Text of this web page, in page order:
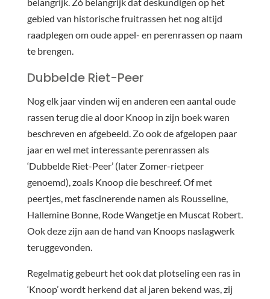
gebied van historische fruitrassen het nog altijd
raadplegen om oude appel- en perenrassen op naam
te brengen.
Dubbelde Riet-Peer
Nog elk jaar vinden wij en anderen een aantal oude
rassen terug die al door Knoop in zijn boek waren
beschreven en afgebeeld. Zo ook de afgelopen paar
jaar en wel met interessante perenrassen als
‘Dubbelde Riet-Peer’ (later Zomer-rietpeer
genoemd), zoals Knoop die beschreef. Of met
peertjes, met fascinerende namen als Rousseline,
Hallemine Bonne, Rode Wangetje en Muscat Robert.
Ook deze zijn aan de hand van Knoops naslagwerk
teruggevonden.
Regelmatig gebeurt het ook dat plotseling een ras in
‘Knoop’ wordt herkend dat al jaren bekend was, zij